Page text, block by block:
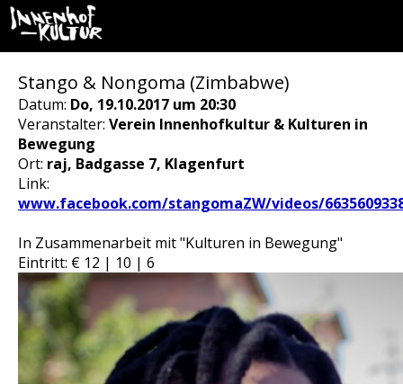
Stango & Nongoma (Zimbabwe)
Datum: Do, 19.10.2017 um 20:30
Veranstalter: Verein Innenhofkultur & Kulturen in
Bewegung
Ort: raj, Badgasse 7, Klagenfurt
Link:
www.facebook.com/stangomaZW/videos/
In Zusammenarbeit mit "Kulturen in Bewegung"
Eintritt: € 12 | 10 | 6